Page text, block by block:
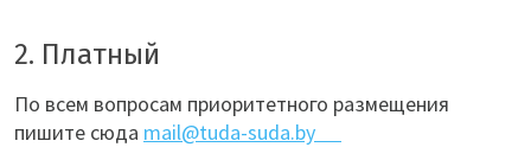
2. Платный
По всем вопросам приоритетного размещения
пишите сюда mail@tuda-suda.by